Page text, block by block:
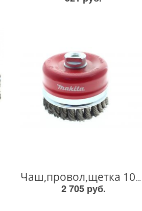
Чаш,провол,щетка 100мм(26эл) P-04472 P-04472
2 705 руб.